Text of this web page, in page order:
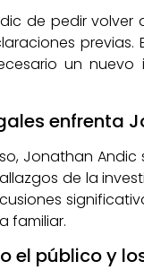
de pedir
un
enfrenta
Jonathan Andic
de la
familiar.
el público y